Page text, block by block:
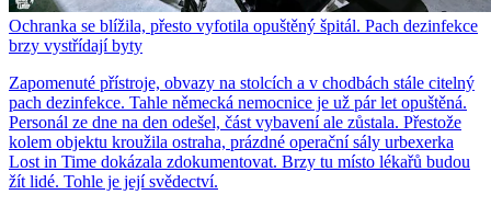
Ochranka se blížila, přesto vyfotila opuštěný špitál. Pach dezinfekce
brzy vystřídají byty
Zapomenuté přístroje, obvazy na stolcích a v chodbách stále citelný
pach dezinfekce. Tahle německá nemocnice je už pár let opuštěná.
Personál ze dne na den odešel, část vybavení ale zůstala. Přestože
kolem objektu kroužila ostraha, prázdné operační sály urbexerka
Lost in Time dokázala zdokumentovat. Brzy tu místo lékařů budou
žít lidé. Tohle je její svědectví.